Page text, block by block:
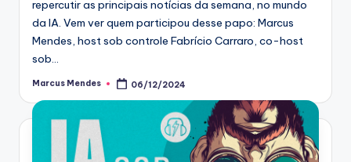
repercutir as principais notícias da semana, no mundo
da IA. Vem ver quem participou desse papo: Marcus
Mendes, host sob controle Fabrício Carraro, co-host
sob…
Posted
Marcus Mendes 06/12/2024